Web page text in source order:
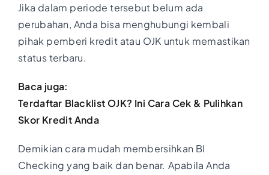
Jika dalam periode tersebut belum ada
perubahan, Anda bisa menghubungi kembali
pihak pemberi kredit atau OJK untuk memastikan
status terbaru.
Baca juga:
Terdaftar Blacklist OJK? Ini Cara Cek & Pulihkan
Skor Kredit Anda
Demikian cara mudah membersihkan BI
Checking yang baik dan benar. Apabila Anda